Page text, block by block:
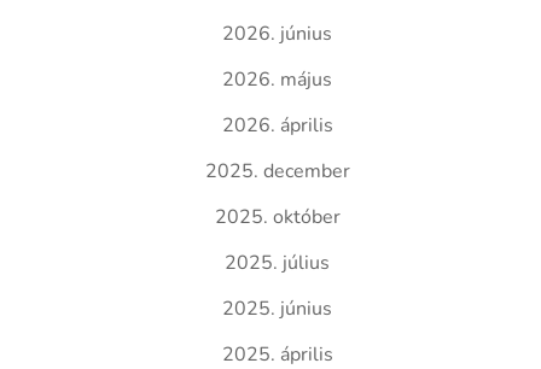
2026. június
2026. május
2026. április
2025. december
2025. október
2025. július
2025. június
2025. április